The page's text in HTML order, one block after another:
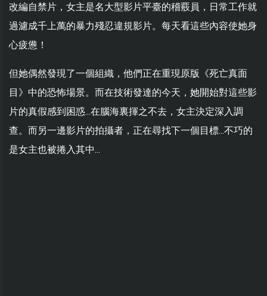
改編自禁片，女主是名大型影片平臺的稽覈員，日常工作就
過濾成千上萬的暴力殘忍違規影片。每天看這些內容使她身
心疲憊！
但她偶然發現了一個組織，他們正在重現原版《死亡真面
目》中的恐怖場景。而在技術發達的今天，她開始對這些影
片的真假感到困惑...在腦海裏揮之不去，女主決定深入調
查。而另一邊影片的拍攝者，正在尋找下一個目標...不巧的
是女主也被捲入其中...